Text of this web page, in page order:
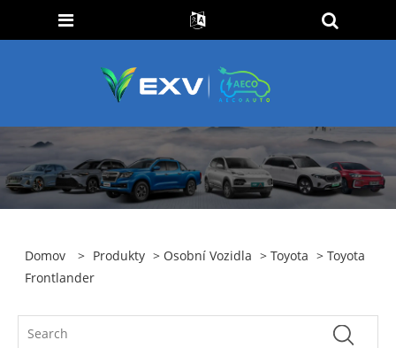
Domov > Produkty > Osobní Vozidla >Toyota > Toyota
Frontlander